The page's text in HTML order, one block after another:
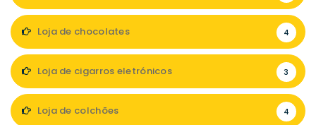
Loja de chocolates 4
Loja de cigarros eletrónicos 3
Loja de colchões 4